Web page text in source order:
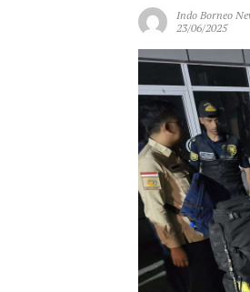
Indo Borneo
23/06/2025